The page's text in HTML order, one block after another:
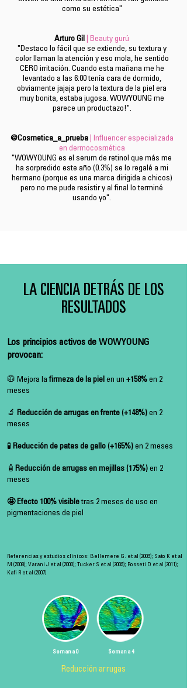
como su estética"
Arturo Gil
| Beauty gurú
"Destaco lo fácil que se extiende, su textura y
color llaman la atención y eso mola, he sentido
CERO irritación. Cuando esta mañana me he
levantado a las 6:00 tenía cara de dormido,
obviamente jajaja pero la textura de la piel era
muy bonita, estaba jugosa. WOWYOUNG me
parece un productazo!".
@Cosmetica_a_prueba
| Influencer especializada
en dermocosmética
"WOWYOUNG es el serum de retinol que más me
ha sorpredido este año (0.3%) se lo regalé a mi
hermano (porque es una marca dirigida a chicos)
pero no me pude resistir y al final lo terminé
usando yo".
LA CIENCIA DETRÁS DE LOS
RESULTADOS
Los principios activos de WOWYOUNG
provocan:
🥼 Mejora lafirmeza de la piel en un +158% en 2
meses
🔬 Reducción de arrugas en frente (+148%) en 2
meses
🧪 Reducción de patas de gallo (+165%) en 2 meses
🧴 Reducción de arrugas en mejillas (175%) en 2
meses
🤩 Efecto 100% visibletras 2 meses de uso en
pigmentaciones de piel
Referencias y estudios clínicos: Bellemere G. et al (2009); Sato K et al
M (2008); Varani J et al (2000); Tucker S et al (2009); Rosseti D et al (2011);
Kafi R et al (2007)
Semana 0 Semana 4
Reducción arrugas